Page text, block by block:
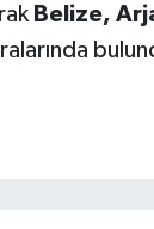
Belize,